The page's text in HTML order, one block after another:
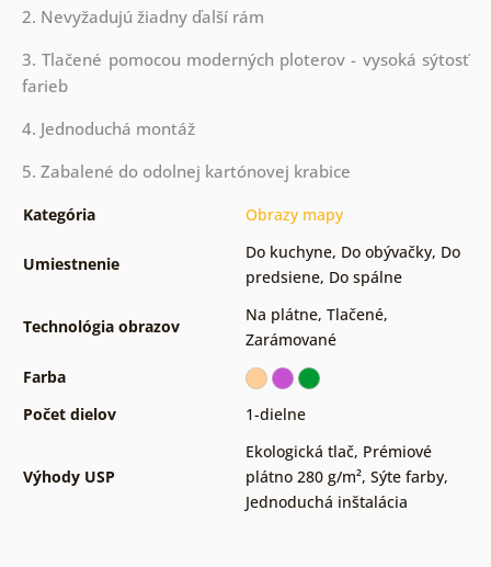
2. Nevyžadujú žiadny ďalší rám
3. Tlačené pomocou moderných ploterov - vysoká sýtosť
farieb
4. Jednoduchá montáž
5. Zabalené do odolnej kartónovej krabice
Kategória Obrazy mapy
Umiestnenie
Do kuchyne, Do obývačky, Do
predsiene, Do spálne
Technológia obrazov
Na plátne, Tlačené,
Zarámované
Farba
Počet dielov
1-dielne
Výhody USP
Ekologická tlač, Prémiové
plátno 280 g/m², Sýte farby,
Jednoduchá inštalácia